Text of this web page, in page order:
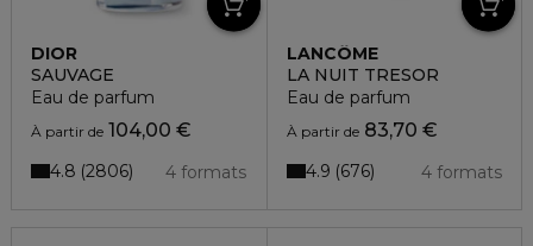
DIOR
SAUVAGE
Eau de parfum
À partir de 104,00 €
4 formats
4.8 2806
LANCÔME
LA NUIT TRESOR
Eau de parfum
À partir de83,70 €
4 formats
4.9 676